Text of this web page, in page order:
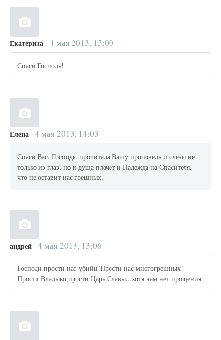
Екатерина 4 мая 2013, 15:00
Спаси Господь!
Елена 4 мая 2013, 14:03
Спаси Вас, Господь. прочитала Вашу проповедь и слезы не
только из глаз, но и дуща плачет и Надежда на Спасителя,
что не оставит нас грешных.
андрей 4 мая 2013, 13:06
Господи прости нас-убийц!Прости нас многогрешных!
Прости Владыко,прости Царь Славы...хотя нам нет прощения